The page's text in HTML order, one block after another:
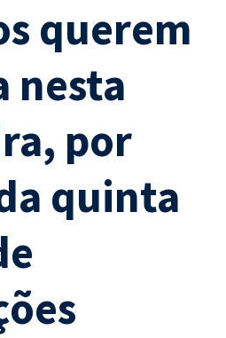
querem
nesta
por
quinta